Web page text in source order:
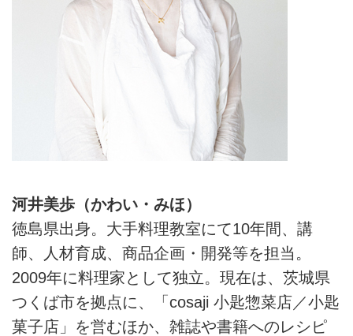
河井美歩（かわい・みほ）
徳島県出身。大手料理教室にて10年間、講
師、人材育成、商品企画・開発等を担当。
2009年に料理家として独立。現在は、茨城県
つくば市を拠点に、「cosaji 小匙惣菜店／小匙
菓子店」を営むほか、雑誌や書籍へのレシピ